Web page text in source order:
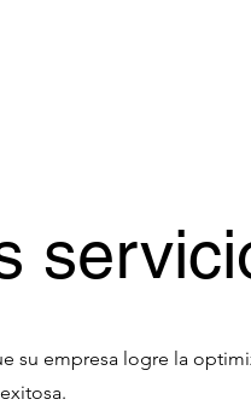
su empresa logre la